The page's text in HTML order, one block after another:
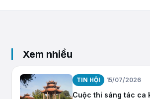
Xem nhiều
TIN HỘI 15/07/2026
Cuộc thi sáng tác ca